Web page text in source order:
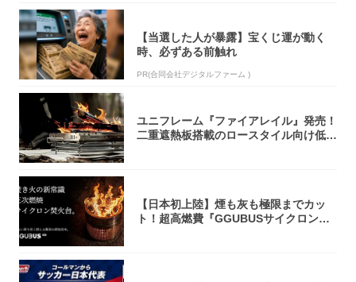
【当選した人が暴露】宝くじ運が動く
時、必ずある前触れ
PR(合同会社デジタルファーム )
ユニフレーム『ファイアレイル』発売！
二重遮熱板搭載のロースタイル向け低型
【日本初上陸】煙も灰も極限までカッ
ト！超高燃費『GGUBUSサイクロン焚